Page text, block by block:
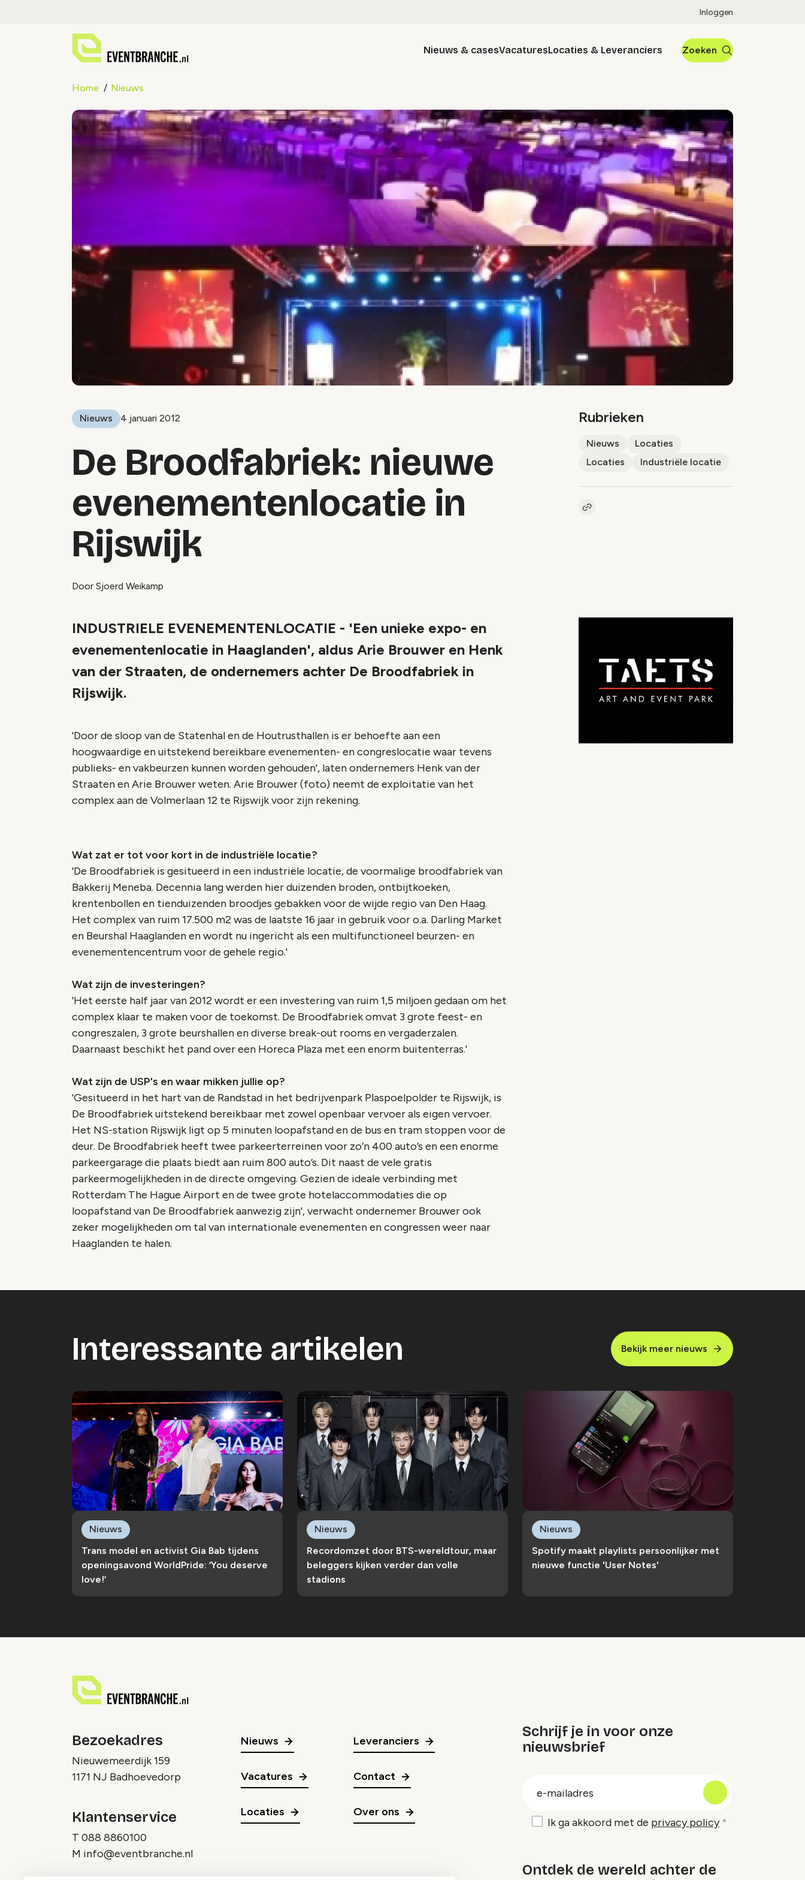
Inloggen
Nieuws & casesVacaturesLocaties & Leveranciers Zoeken
Home Nieuws
Nieuws 4 januari 2012
De Broodfabriek: nieuwe
evenementenlocatie in
Rijswijk
Door Sjoerd Weikamp
Rubrieken
Nieuws
Locaties
Locaties
Industriële locatie
Kopieer link naar artikel
INDUSTRIELE EVENEMENTENLOCATIE - 'Een unieke expo- en
evenementenlocatie in Haaglanden', aldus Arie Brouwer en Henk
van der Straaten, de ondernemers achter De Broodfabriek in
Rijswijk.
'Door de sloop van de Statenhal en de Houtrusthallen is er behoefte aan een
hoogwaardige en uitstekend bereikbare evenementen- en congreslocatie waar tevens
publieks- en vakbeurzen kunnen worden gehouden', laten ondernemers Henk van der
Straaten en Arie Brouwer weten. Arie Brouwer (foto) neemt de exploitatie van het
complex aan de Volmerlaan 12 te Rijswijk voor zijn rekening.
Wat zat er tot voor kort in de industriële locatie?
'De Broodfabriek is gesitueerd in een industriële locatie, de voormalige broodfabriek van
Bakkerij Meneba. Decennia lang werden hier duizenden broden, ontbijtkoeken,
krentenbollen en tienduizenden broodjes gebakken voor de wijde regio van Den Haag.
Het complex van ruim 17.500 m2 was de laatste 16 jaar in gebruik voor o.a. Darling Market
en Beurshal Haaglanden en wordt nu ingericht als een multifunctioneel beurzen- en
evenementencentrum voor de gehele regio.'
Wat zijn de investeringen?
'Het eerste half jaar van 2012 wordt er een investering van ruim 1,5 miljoen gedaan om het
complex klaar te maken voor de toekomst. De Broodfabriek omvat 3 grote feest- en
congreszalen, 3 grote beurshallen en diverse break-out rooms en vergaderzalen.
Daarnaast beschikt het pand over een Horeca Plaza met een enorm buitenterras.'
Wat zijn de USP's en waar mikken jullie op?
'Gesitueerd in het hart van de Randstad in het bedrijvenpark Plaspoelpolder te Rijswijk, is
De Broodfabriek uitstekend bereikbaar met zowel openbaar vervoer als eigen vervoer.
Het NS-station Rijswijk ligt op 5 minuten loopafstand en de bus en tram stoppen voor de
deur. De Broodfabriek heeft twee parkeerterreinen voor zo’n 400 auto’s en een enorme
parkeergarage die plaats biedt aan ruim 800 auto’s. Dit naast de vele gratis
parkeermogelijkheden in de directe omgeving. Gezien de ideale verbinding met
Rotterdam The Hague Airport en de twee grote hotelaccommodaties die op
loopafstand van De Broodfabriek aanwezig zijn', verwacht ondernemer Brouwer ook
zeker mogelijkheden om tal van internationale evenementen en congressen weer naar
Haaglanden te halen.
Interessante artikelen Bekijk meer nieuws
Trans model en activist Gia Bab tijdens
openingsavond WorldPride: ‘You deserve
love!’
Nieuws
Recordomzet door BTS-wereldtour, maar
beleggers kijken verder dan volle
stadions
Nieuws
Spotify maakt playlists persoonlijker met
nieuwe functie 'User Notes'
Nieuws
Bezoekadres
Nieuwemeerdijk 159
1171 NJ Badhoevedorp
Klantenservice
T 088 8860100
M info@eventbranche.nl
Nieuws
Vacatures
Locaties
Leveranciers
Contact
Over ons
Schrijf je in voor onze
nieuwsbrief
Ik ga akkoord met de privacy policy
Ontdek de wereld achter de